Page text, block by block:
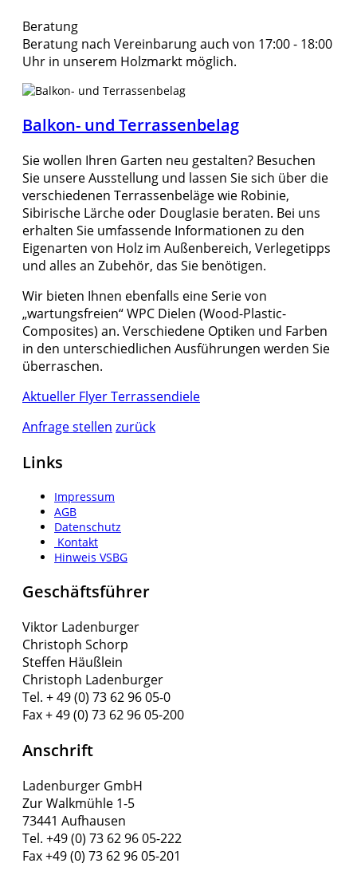
Beratung
Beratung nach Vereinbarung auch von 17:00 - 18:00
Uhr in unserem Holzmarkt möglich.
Balkon- und Terrassenbelag
Sie wollen Ihren Garten neu gestalten? Besuchen
Sie unsere Ausstellung und lassen Sie sich über die
verschiedenen Terrassenbeläge wie Robinie,
Sibirische Lärche oder Douglasie beraten. Bei uns
erhalten Sie umfassende Informationen zu den
Eigenarten von Holz im Außenbereich, Verlegetipps
und alles an Zubehör, das Sie benötigen.
Wir bieten Ihnen ebenfalls eine Serie von
„wartungsfreien“ WPC Dielen (Wood-Plastic-
Composites) an. Verschiedene Optiken und Farben
in den unterschiedlichen Ausführungen werden Sie
überraschen.
Aktueller Flyer Terrassendiele
Anfrage stellen zurück
Links
Impressum
AGB
Datenschutz
Kontakt
Hinweis VSBG
Geschäftsführer
Viktor Ladenburger
Christoph Schorp
Steffen Häußlein
Christoph Ladenburger
Tel. + 49 (0) 73 62 96 05-0
Fax + 49 (0) 73 62 96 05-200
Anschrift
Ladenburger GmbH
Zur Walkmühle 1-5
73441 Aufhausen
Tel. +49 (0) 73 62 96 05-222
Fax +49 (0) 73 62 96 05-201